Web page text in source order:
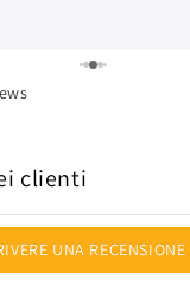
clienti
UNA RECENSIONE